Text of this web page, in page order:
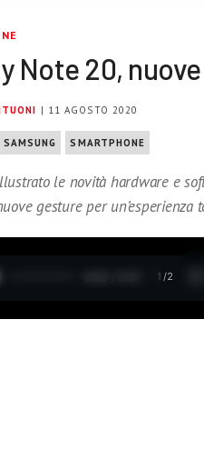
Note 20,
| 11 AGOSTO 2020
SAMSUNG SMARTPHONE
le novità hardware e
gesture per un’esperienza
1 /2